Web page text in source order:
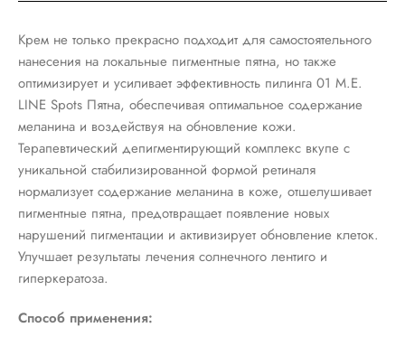
Крем не только прекрасно подходит для самостоятельного
нанесения на локальные пигментные пятна, но также
оптимизирует и усиливает эффективность пилинга 01 M.E.
LINE Spots Пятна, обеспечивая оптимальное содержание
меланина и воздействуя на обновление кожи.
Терапевтический депигментирующий комплекс вкупе с
уникальной стабилизированной формой ретиналя
нормализует содержание меланина в коже, отшелушивает
пигментные пятна, предотвращает появление новых
нарушений пигментации и активизирует обновление клеток.
Улучшает результаты лечения солнечного лентиго и
гиперкератоза.
Способ применения: